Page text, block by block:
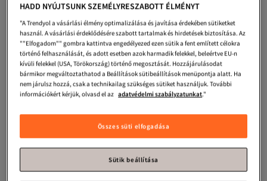
HADD NYÚJTSUNK SZEMÉLYRESZABOTT ÉLMÉNYT
"A Trendyol a vásárlási élmény optimalizálása és javítása érdekében sütiketket
használ. A vásárlási érdeklődésére szabott tartalmak és hirdetések biztosítása. Az
""Elfogadom"" gombra kattintva engedélyezed ezen sütik a fent említett célokra
történő felhasználását, és adott esetben azok harmadik felekkel, beleértve EU-n
kívüli felekkel (USA, Törökország) történő megosztását. Hozzájárulásodat
bármikor megváltoztathatod a Beállítások sütibeállítások menüpontja alatt. Ha
nem járulsz hozzá, csak a technikailag szükséges sütiket használjuk. További
információkért kérjük, olvasd el az adatvédelmi szabályzatunkat."
Összes süti elfogadása
Sütik beállítása